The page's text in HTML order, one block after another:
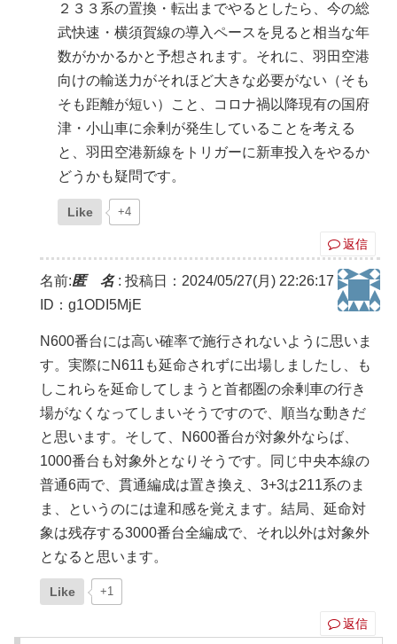
２３３系の置換・転出までやるとしたら、今の総
武快速・横須賀線の導入ペースを見ると相当な年
数がかかるかと予想されます。それに、羽田空港
向けの輸送力がそれほど大きな必要がない（そも
そも距離が短い）こと、コロナ禍以降現有の国府
津・小山車に余剰が発生していることを考える
と、羽田空港新線をトリガーに新車投入をやるか
どうかも疑問です。
Like +4
返信
名前:匿 名: 投稿日：2024/05/27(月) 22:26:17
ID：g1ODI5MjE
N600番台には高い確率で施行されないように思いま
す。実際にN611も延命されずに出場しましたし、も
しこれらを延命してしまうと首都圏の余剰車の行き
場がなくなってしまいそうですので、順当な動きだ
と思います。そして、N600番台が対象外ならば、
1000番台も対象外となりそうです。同じ中央本線の
普通6両で、貫通編成は置き換え、3+3は211系のま
ま、というのには違和感を覚えます。結局、延命対
象は残存する3000番台全編成で、それ以外は対象外
となると思います。
Like +1
返信